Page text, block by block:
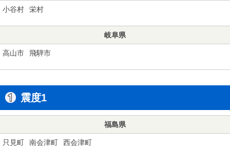
小谷村 栄村
岐阜県
高山市 飛騨市
震度1
福島県
只見町 南会津町 西会津町